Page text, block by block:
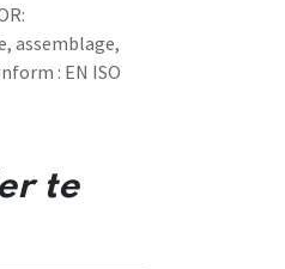
assemblage,
: EN ISO
te